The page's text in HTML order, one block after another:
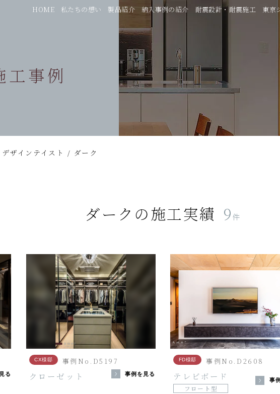
HOME 私たちの想い 製品紹介 納入事例の紹介 耐震設計・耐震施工 東京
工事例
デザインテイスト / ダーク
ダーク の施工実績 9件
る
CX様邸 事例No.D5197
クローゼット 事例を見る
FD様邸 事例No.D2608
テレビボード
フロート型
事